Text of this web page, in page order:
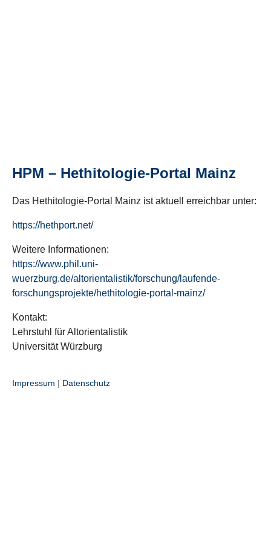
HPM – Hethitologie-Portal Mainz
Das Hethitologie-Portal Mainz ist aktuell erreichbar unter:
https://hethport.net/
Weitere Informationen:
https://www.phil.uni-
wuerzburg.de/altorientalistik/forschung/laufende-
forschungsprojekte/hethitologie-portal-mainz/
Kontakt:
Lehrstuhl für Altorientalistik
Universität Würzburg
Impressum | Datenschutz